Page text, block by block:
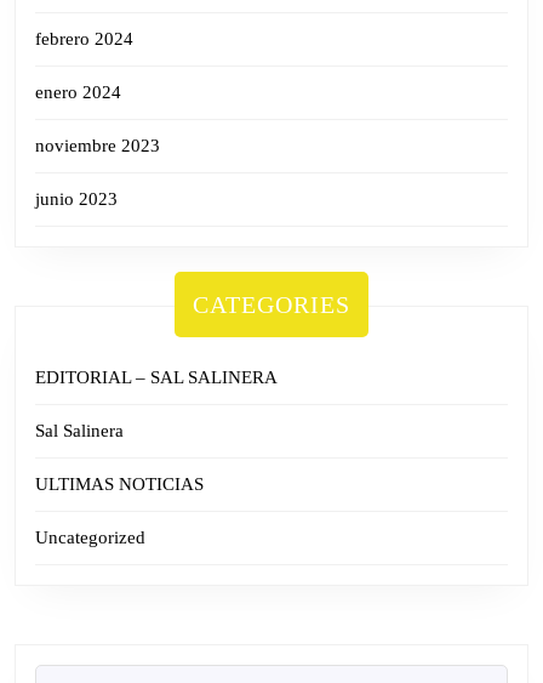
febrero 2024
enero 2024
noviembre 2023
junio 2023
CATEGORIES
EDITORIAL – SAL SALINERA
Sal Salinera
ULTIMAS NOTICIAS
Uncategorized